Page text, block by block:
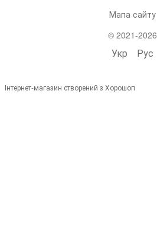
Мапа сайту
© 2021-2026
Укр Рус
Інтернет-магазин створений з Хорошоп